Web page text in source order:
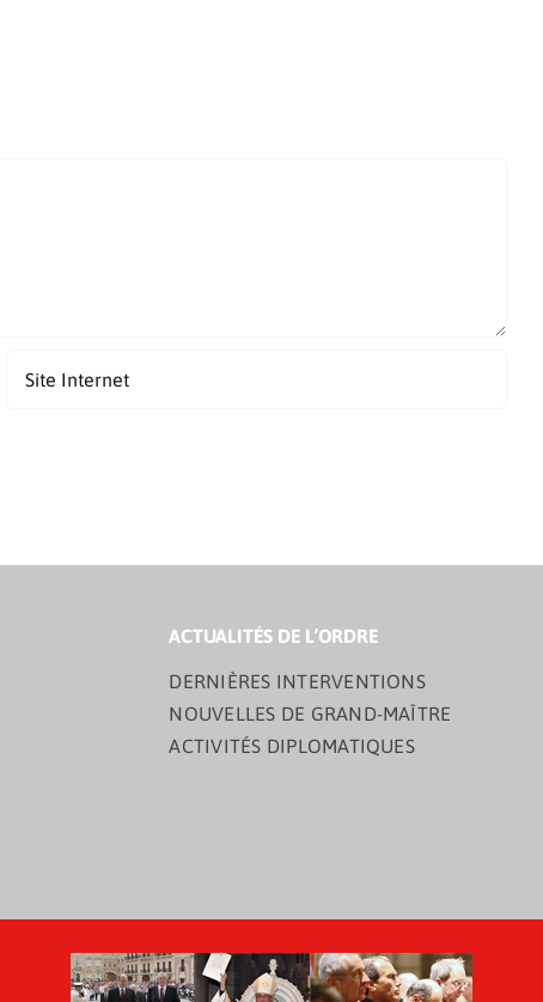
ACTUALITÉS DE L’ORDRE
DERNIÈRES INTERVENTIONS
NOUVELLES DE GRAND-MAÎTRE
ACTIVITÉS DIPLOMATIQUES